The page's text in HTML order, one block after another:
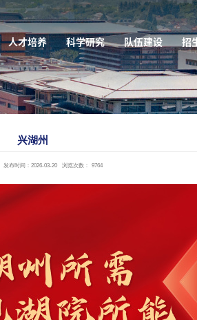
人才培养 科学研究 队伍建设 招
兴湖州
发布时间：2026-03-20 浏览次数： 9764